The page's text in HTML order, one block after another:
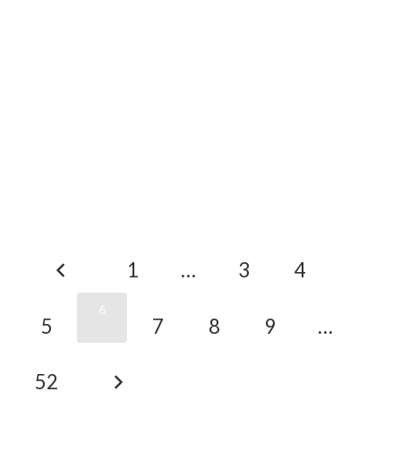
1 … 3 4
5
6
7 8 9 …
52